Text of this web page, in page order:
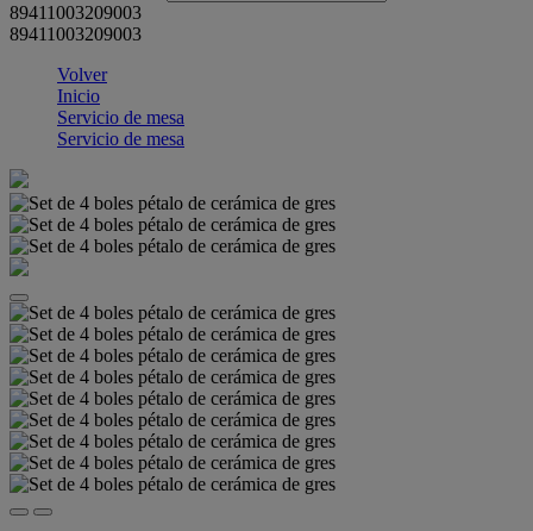
89411003209003
89411003209003
Volver
Inicio
Servicio de mesa
Servicio de mesa